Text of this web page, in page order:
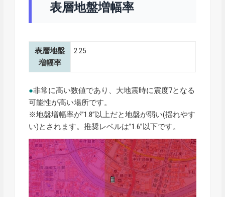
表層地盤増幅率
表層地盤
増幅率
2.25
●非常に高い数値であり、大地震時に震度7となる
可能性が高い場所です。
※地盤増幅率が”1.8”以上だと地盤が弱い(揺れやす
い)とされます。推奨レベルは”1.6”以下です。